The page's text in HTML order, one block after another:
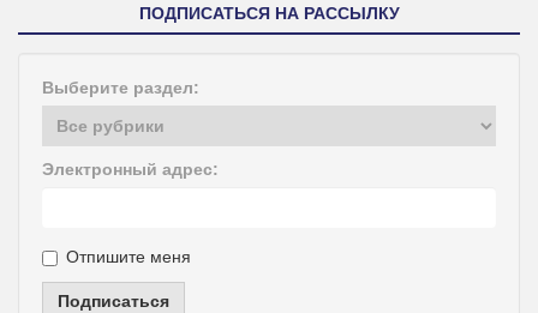
ПОДПИСАТЬСЯ НА РАССЫЛКУ
Выберите раздел:
Электронный адрес:
Отпишите меня
Подписаться